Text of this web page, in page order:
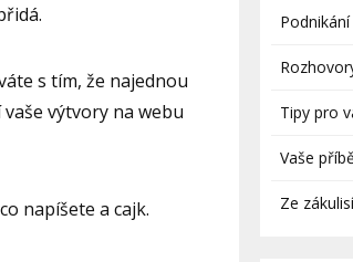
s tím, že najednou
výtvory na webu
napíšete a cajk.
Tipy pro
Vaše
Ze